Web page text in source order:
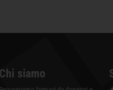
Chi siamo